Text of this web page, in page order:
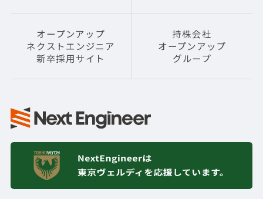
オープンアップ
ネクストエンジニア
新卒採用サイト
持株会社
オープンアップ
グループ